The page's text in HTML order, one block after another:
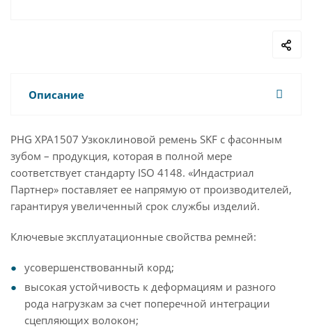
Описание
PHG XPA1507 Узкоклиновой ремень SKF с фасонным
зубом – продукция, которая в полной мере
соответствует стандарту ISO 4148. «Индастриал
Партнер» поставляет ее напрямую от производителей,
гарантируя увеличенный срок службы изделий.
Ключевые эксплуатационные свойства ремней:
усовершенствованный корд;
высокая устойчивость к деформациям и разного
рода нагрузкам за счет поперечной интеграции
сцепляющих волокон;